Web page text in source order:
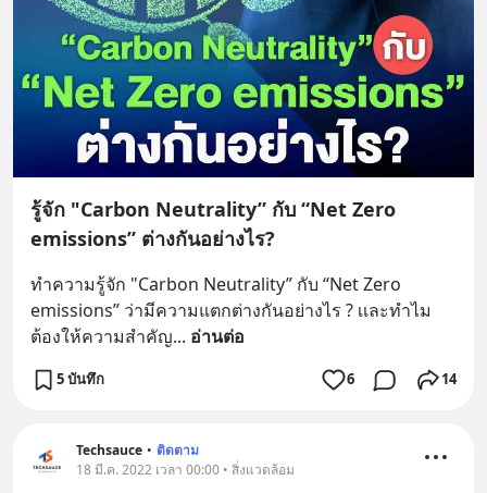
รู้จัก "Carbon Neutrality” กับ “Net Zero
emissions” ต่างกันอย่างไร?
ทำความรู้จัก "Carbon Neutrality” กับ “Net Zero
emissions” ว่ามีความแตกต่างกันอย่างไร ? เเละทำไม
ต้องให้ความสำคัญ... อ่านต่อ
5 บันทึก 6 14
Techsauce • ติดตาม
18 มี.ค. 2022 เวลา 00:00 • สิ่งแวดล้อม